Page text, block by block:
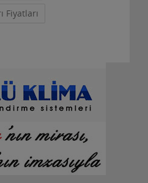
Danışmanlık şirketinde
Fiyatları